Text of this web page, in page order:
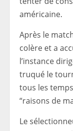
américaine.
Après le
colère et a
l’instance
truqué le
tous les
“raisons de
Le